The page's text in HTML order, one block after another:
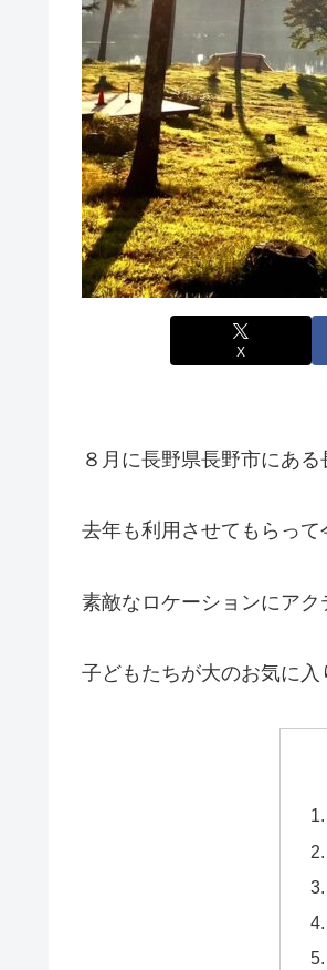
X
８月に長野県長野市にあ
去年も利用させてもらって
素敵なロケーションにア
子どもたちが大のお気に入